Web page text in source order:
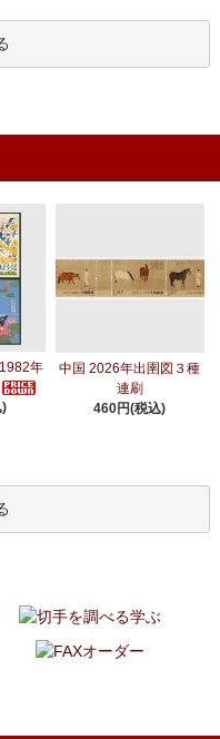
年
)
中国 2026年出圉図３種
連刷
460円(税込)